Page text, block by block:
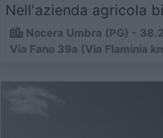
Nell'azienda agricola
Nocera Umbra (PG) -
Via Fano 39a (Via Flaminia